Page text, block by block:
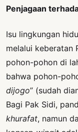
Penjagaan
Isu lingkungan
melalui keberatan
pohon-pohon di
bahwa pohon-
dijogo” (sudah
Bagi Pak Sidi,
khurafat, namun